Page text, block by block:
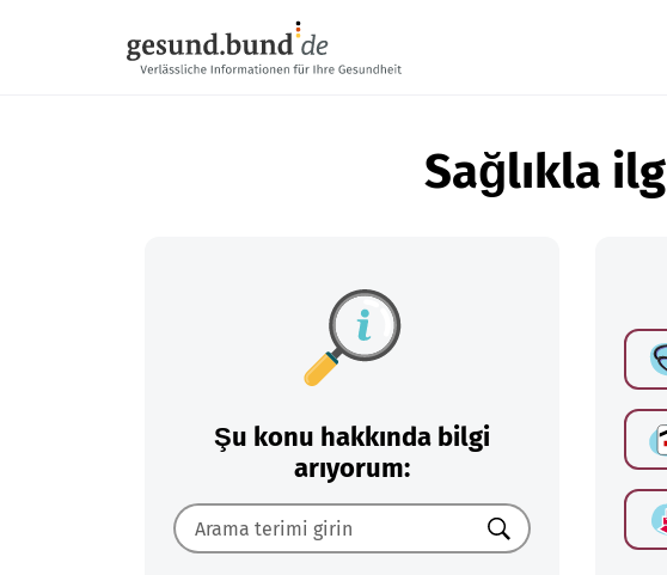
Sağlıkla
Şu konu hakkında bilgi
arıyorum:
Ara